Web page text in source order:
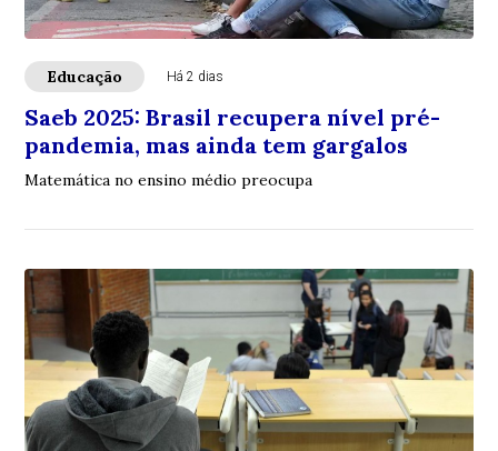
Educação Há 2 dias
Saeb 2025: Brasil recupera nível pré-
pandemia, mas ainda tem gargalos
Matemática no ensino médio preocupa